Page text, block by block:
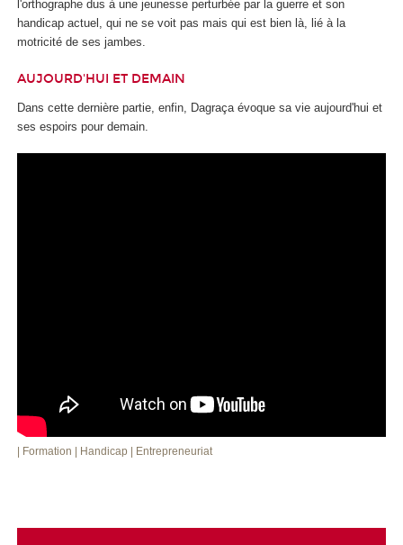
l'orthographe dus à une jeunesse perturbée par la guerre et son
handicap actuel, qui ne se voit pas mais qui est bien là, lié à la
motricité de ses jambes.
AUJOURD'HUI ET DEMAIN
Dans cette dernière partie, enfin, Dagraça évoque sa vie aujourd'hui et
ses espoirs pour demain.
| Formation | Handicap | Entrepreneuriat